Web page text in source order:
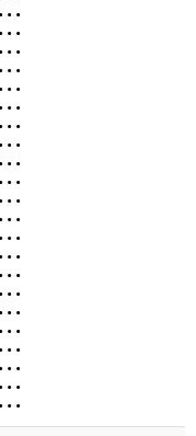
• • •
• • •
• • •
• • •
• • •
• • •
• • •
• • •
• • •
• • •
• • •
• • •
• • •
• • •
• • •
• • •
• • •
• • •
• • •
• • •
• • •
• • •